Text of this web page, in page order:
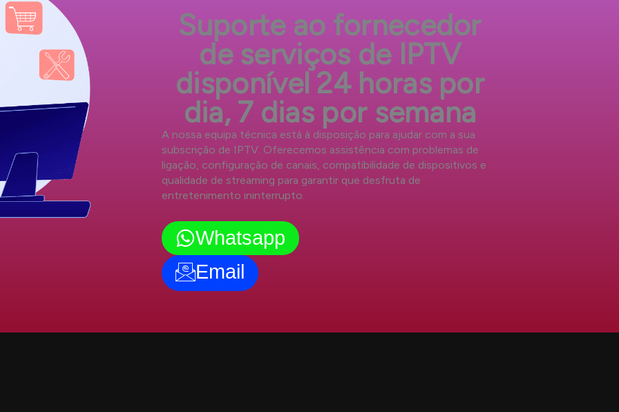
Suporte ao fornecedor
de serviços de IPTV
disponível 24 horas por
dia, 7 dias por semana
A nossa equipa técnica está à disposição para ajudar com a sua
subscrição de IPTV. Oferecemos assistência com problemas de
ligação, configuração de canais, compatibilidade de dispositivos e
qualidade de streaming para garantir que desfruta de
entretenimento ininterrupto.
Whatsapp
Email